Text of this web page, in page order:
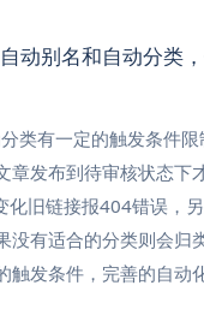
动别名和自动分类
类有一定的触发条件
章发布到待审核状态下
化旧链接报404错误，
没有适合的分类则会归
触发条件，完善的自动